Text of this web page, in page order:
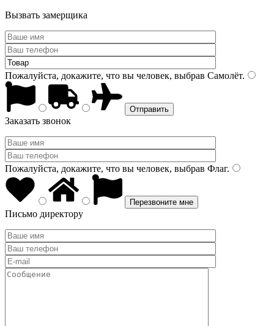
Вызвать замерщика
Пожалуйста, докажите, что вы человек, выбрав Самолёт.
Заказать звонок
Пожалуйста, докажите, что вы человек, выбрав Флаг.
Письмо директору